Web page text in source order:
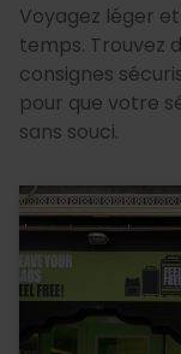
Voyagez léger
temps. Trouvez
consignes
pour que votre
sans souci.